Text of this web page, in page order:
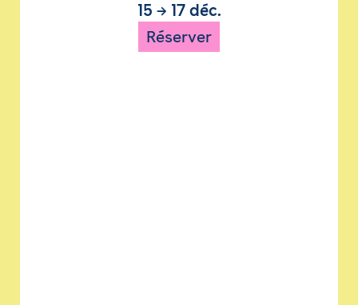
15 → 17 déc.
Réserver